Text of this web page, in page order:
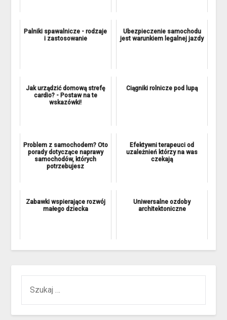
Palniki spawalnicze - rodzaje
i zastosowanie
Ubezpieczenie samochodu
jest warunkiem legalnej jazdy
Jak urządzić domową strefę
cardio? - Postaw na te
wskazówki!
Ciągniki rolnicze pod lupą
Problem z samochodem? Oto
porady dotyczące naprawy
samochodów, których
potrzebujesz
Efektywni terapeuci od
uzależnień którzy na was
czekają
Zabawki wspierające rozwój
małego dziecka
Uniwersalne ozdoby
architektoniczne